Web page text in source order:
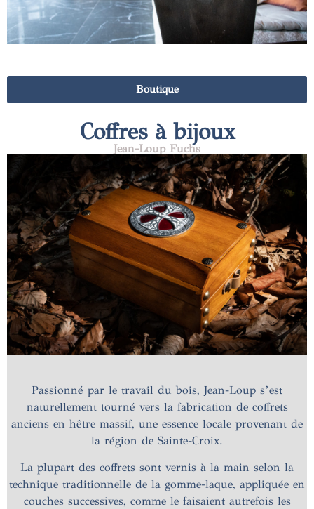
Boutique
Coffres à bijoux
Jean-Loup Fuchs
Passionné par le travail du bois, Jean-Loup s’est
naturellement tourné vers la fabrication de coffrets
anciens en hêtre massif, une essence locale provenant de
la région de Sainte-Croix.
La plupart des coffrets sont vernis à la main selon la
technique traditionnelle de la gomme-laque, appliquée en
couches successives, comme le faisaient autrefois les